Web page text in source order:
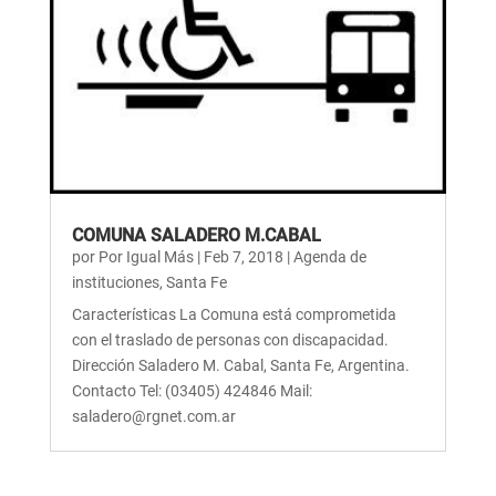
COMUNA SALADERO M.CABAL
por Por Igual Más| Feb 7, 2018 |Agenda de
instituciones, Santa Fe
Características La Comuna está comprometida
con el traslado de personas con discapacidad.
Dirección Saladero M. Cabal, Santa Fe, Argentina.
Contacto Tel: (03405) 424846 Mail:
saladero@rgnet.com.ar